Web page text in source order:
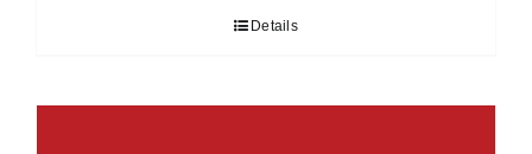
Details